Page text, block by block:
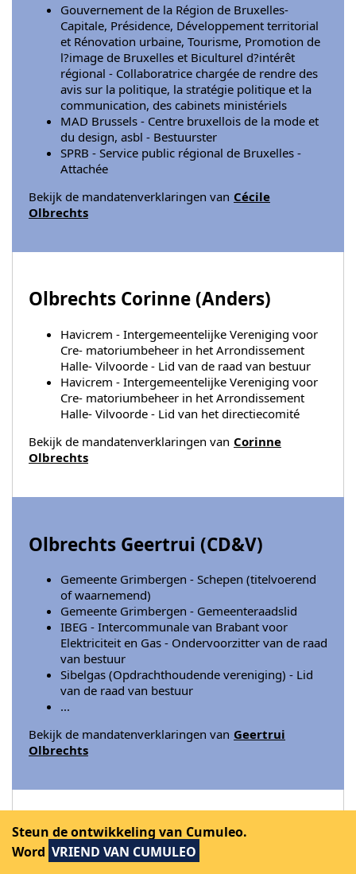
Gouvernement de la Région de Bruxelles-
Capitale, Présidence, Développement territorial
et Rénovation urbaine, Tourisme, Promotion de
l?image de Bruxelles et Biculturel d?intérêt
régional - Collaboratrice chargée de rendre des
avis sur la politique, la stratégie politique et la
communication, des cabinets ministériels
MAD Brussels - Centre bruxellois de la mode et
du design, asbl - Bestuurster
SPRB - Service public régional de Bruxelles -
Attachée
Bekijk de mandatenverklaringen van Cécile
Olbrechts
Olbrechts Corinne (Anders)
Havicrem - Intergemeentelijke Vereniging voor
Cre- matoriumbeheer in het Arrondissement
Halle- Vilvoorde - Lid van de raad van bestuur
Havicrem - Intergemeentelijke Vereniging voor
Cre- matoriumbeheer in het Arrondissement
Halle- Vilvoorde - Lid van het directiecomité
Bekijk de mandatenverklaringen van Corinne
Olbrechts
Olbrechts Geertrui (CD&V)
Gemeente Grimbergen - Schepen (titelvoerend
of waarnemend)
Gemeente Grimbergen - Gemeenteraadslid
IBEG - Intercommunale van Brabant voor
Elektriciteit en Gas - Ondervoorzitter van de raad
van bestuur
Sibelgas (Opdrachthoudende vereniging) - Lid
van de raad van bestuur
...
Bekijk de mandatenverklaringen van Geertrui
Olbrechts
Olbrechts Jean-Paul (CD&V
Steun de ontwikkeling van Cumuleo.
Word VRIEND VAN CUMULEO